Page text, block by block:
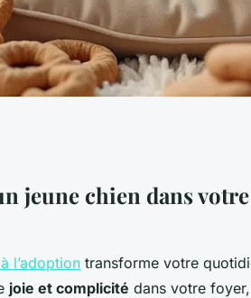
: votre
!
jeune chien dans
l’adoption transforme votre
joie et complicité dans votre